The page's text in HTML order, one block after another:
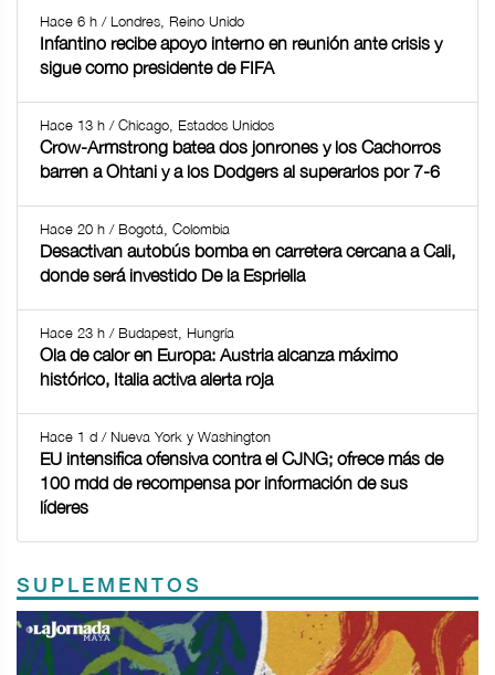
Hace 6 h / Londres, Reino Unido
Infantino recibe apoyo interno en reunión ante crisis y
sigue como presidente de FIFA
Hace 13 h / Chicago, Estados Unidos
Crow-Armstrong batea dos jonrones y los Cachorros
barren a Ohtani y a los Dodgers al superarlos por 7-6
Hace 20 h / Bogotá, Colombia
Desactivan autobús bomba en carretera cercana a Cali,
donde será investido De la Espriella
Hace 23 h / Budapest, Hungría
Ola de calor en Europa: Austria alcanza máximo
histórico, Italia activa alerta roja
Hace 1 d / Nueva York y Washington
EU intensifica ofensiva contra el CJNG; ofrece más de
100 mdd de recompensa por información de sus
líderes
SUPLEMENTOS